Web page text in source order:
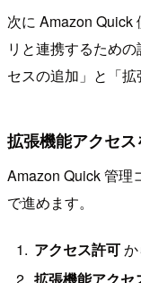
次に Amazon Quick
リと連携するため
セスの追加」と「拡
拡張機能アクセ
Amazon Quick 管理
で進めます。
アクセス許可